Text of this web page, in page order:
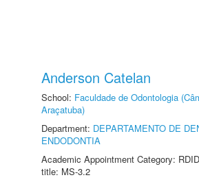
Anderson Catelan
School: Faculdade de Odontologia
Araçatuba)
Department: DEPARTAMENTO DE
ENDODONTIA
Academic Appointment Category:
title: MS-3.2